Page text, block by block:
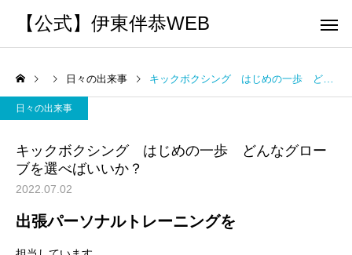
【公式】伊東伴恭WEB
ング
日々の出来事 キックボクシング はじめの一歩 どんなグローブを選べばいいか？
日々の出来事
キックボクシング はじめの一歩 どんなグロー
ブを選べばいいか？
2022.07.02
出張パーソナルトレーニングを